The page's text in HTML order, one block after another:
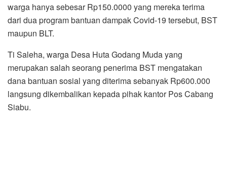
warga hanya sebesar Rp150.0000 yang mereka terima
dari dua program bantuan dampak Covid-19 tersebut, BST
maupun BLT.
Ti Saleha, warga Desa Huta Godang Muda yang
merupakan salah seorang penerima BST mengatakan
dana bantuan sosial yang diterima sebanyak Rp600.000
langsung dikembalikan kepada pihak kantor Pos Cabang
Siabu.